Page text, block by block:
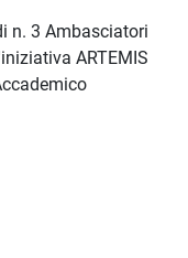
n. 3 Ambasciatori
ARTEMIS